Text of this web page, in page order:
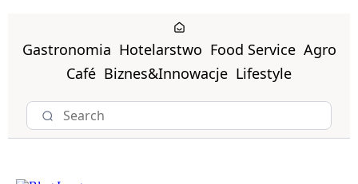
Gastronomia Hotelarstwo Food Service Agro
Café Biznes&Innowacje Lifestyle